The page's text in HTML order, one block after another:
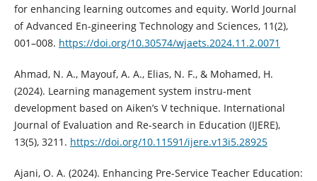
for enhancing learning outcomes and equity. World Journal
of Advanced En-gineering Technology and Sciences, 11(2),
001–008. https://doi.org/10.30574/wjaets.2024.11.2.0071
Ahmad, N. A., Mayouf, A. A., Elias, N. F., & Mohamed, H.
(2024). Learning management system instru-ment
development based on Aiken’s V technique. International
Journal of Evaluation and Re-search in Education (IJERE),
13(5), 3211. https://doi.org/10.11591/ijere.v13i5.28925
Ajani, O. A. (2024). Enhancing Pre-Service Teacher Education: